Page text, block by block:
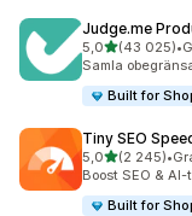
Judge.me
5,0av 5 stjärnor
(43 025)
43025 •
Samla
Built for
Tiny SEO
5,0av 5 stjärnor
(2 245)
2245 •
Boost SEO &
Built for